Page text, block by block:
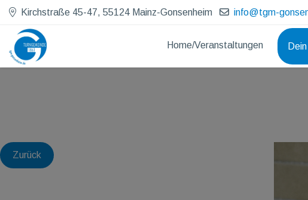
Kirchstraße 45-47, 55124 Mainz-Gonsenheim info@tgm-
Home/Veranstaltungen
Zurück